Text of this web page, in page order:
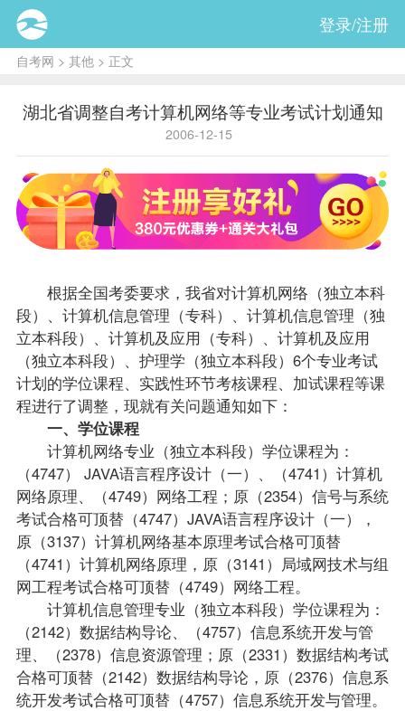
登录/注册
自考网 > 其他 > 正文
湖北省调整自考计算机网络等专业考试计划通知
2006-12-15
根据全国考委要求，我省对计算机网络（独立本科
段）、 计算机信息管理（专科） 、计算机信息管理（独
立本科段）、 计算机及应用（专科） 、计算机及应用
（独立本科段）、护理学（独立本科段）6个专业考试
计划的学位课程、实践性环节考核课程、加试课程等课
程进行了调整，现就有关问题通知如下：
一、学位课程
计算机网络专业（独立本科段）学位课程为：
（4747） JAVA语言程序设计（一）、（4741）计算机
网络原理、（4749）网络工程；原（2354）信号与系统
考试合格可顶替（4747）JAVA语言程序设计（一），
原（3137）计算机网络基本原理考试合格可顶替
（4741）计算机网络原理，原（3141）局域网技术与组
网工程考试合格可顶替（4749）网络工程。
计算机信息管理专业 （独立本科段）学位课程为：
（2142）数据结构导论、（4757）信息系统开发与管
理、（2378）信息资源管理；原（2331）数据结构考试
合格可顶替（2142）数据结构导论，原（2376）信息系
统开发考试合格可顶替（4757）信息系统开发与管理。